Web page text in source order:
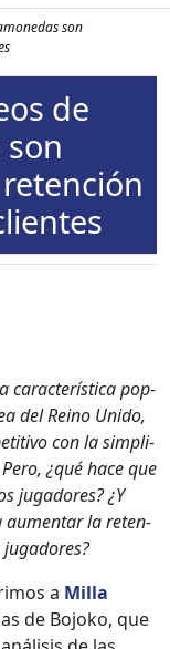
son
de
car­ac­terís­ti­ca pop­
del Reino Unido,
con la sim­pli­
¿qué hace que
jugadores? ¿Y
aumen­tar la reten­
a Mil­la
de Bojoko, que